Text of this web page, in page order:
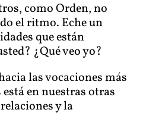
como Orden, no
el ritmo. Eche un
que están
¿Qué veo yo?
las vocaciones más
en nuestras otras
y la